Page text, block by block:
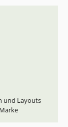
und Layouts